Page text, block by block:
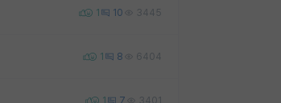
1 10 3445
1 8 6404
1 7 3401